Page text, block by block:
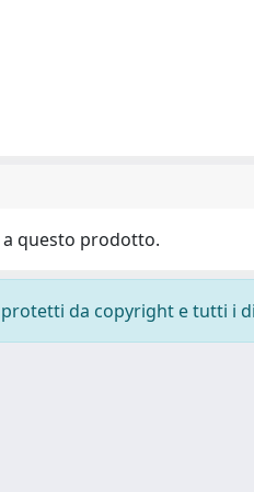
questo prodotto.
da copyright e tutti i